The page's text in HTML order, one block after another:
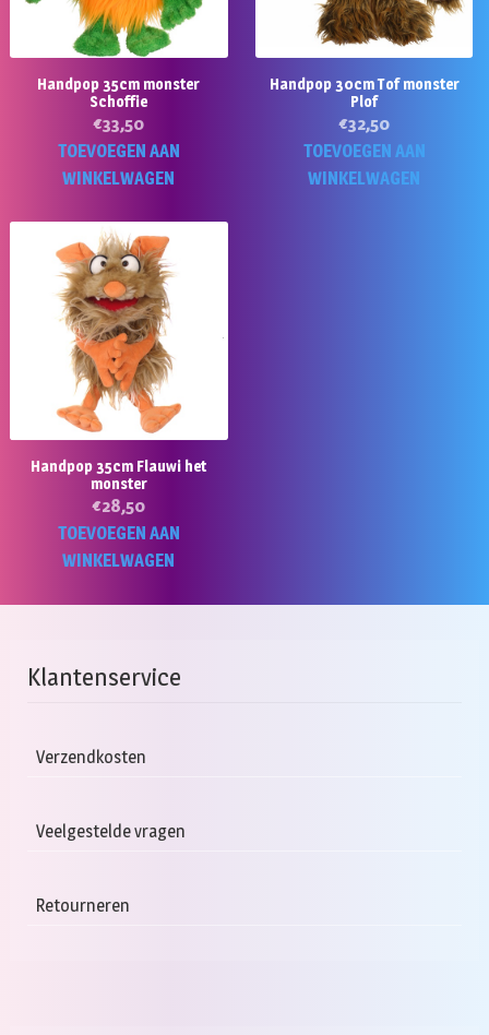
Handpop 35cm monster
Schoffie
€33,50
TOEVOEGEN AAN
WINKELWAGEN
Handpop 30cm Tof monster
Plof
€32,50
TOEVOEGEN AAN
WINKELWAGEN
Handpop 35cm Flauwi het
monster
€28,50
TOEVOEGEN AAN
WINKELWAGEN
Klantenservice
Verzendkosten
Veelgestelde vragen
Retourneren